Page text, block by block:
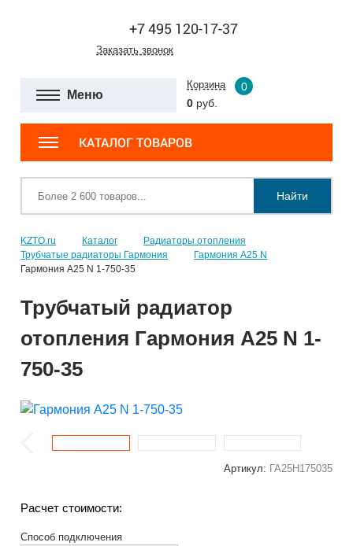
+7 495 120-17-37
Заказать звонок
Меню
Корзина
0
0 руб.
КАТАЛОГ ТОВАРОВ
Найти
KZTO.ru Каталог
Радиаторы отопления
Трубчатые радиаторы Гармония
Гармония А25 N
Гармония А25 N 1-750-35
Трубчатый радиатор
отопления Гармония А25 N 1-
750-35
Артикул: ГА25Н175035
Расчет стоимости:
Способ подключения